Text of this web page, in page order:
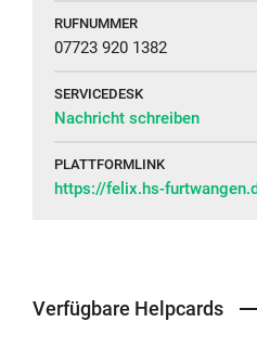
RUFNUMMER
07723 920 1382
SERVICEDESK
Nachricht schreiben
PLATTFORMLINK
https://felix.hs-
Verfügbare Helpcards